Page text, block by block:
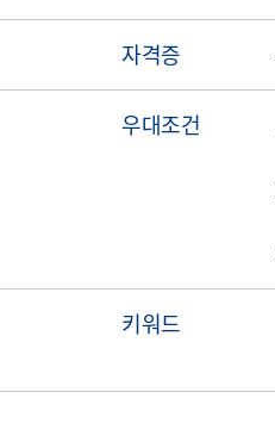
자격증
우대조건
키워드